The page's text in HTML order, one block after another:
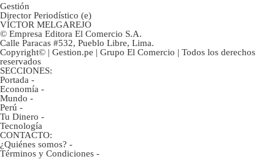
Gestión
Director Periodístico (e)
VÍCTOR MELGAREJO
© Empresa Editora El Comercio S.A.
Calle Paracas #532, Pueblo Libre, Lima.
Copyright© | Gestion.pe | Grupo El Comercio | Todos los derechos
reservados
SECCIONES:
Portada -
Economía -
Mundo -
Perú -
Tu Dinero -
Tecnología
CONTACTO:
¿Quiénes somos? -
Términos y Condiciones -